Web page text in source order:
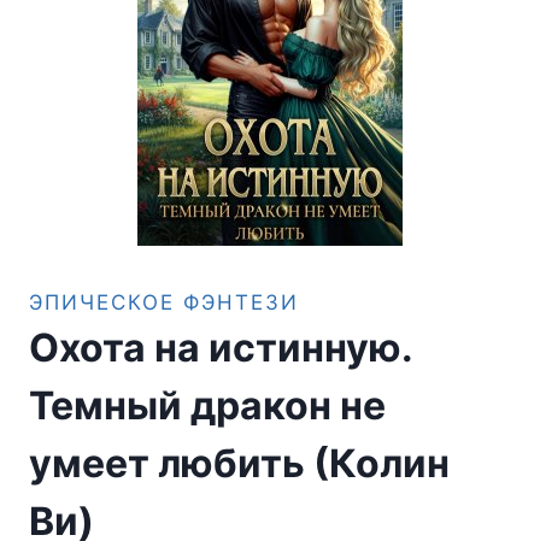
ЭПИЧЕСКОЕ ФЭНТЕЗИ
Охота на истинную.
Темный дракон не
умеет любить (Колин
Ви)